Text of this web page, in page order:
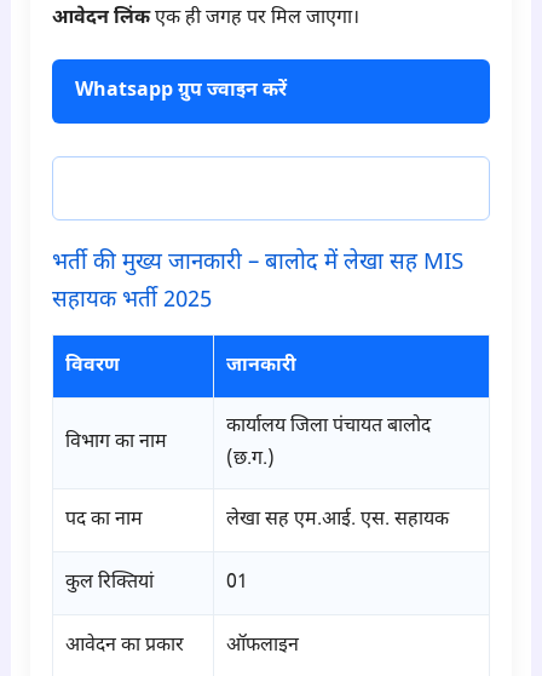
आवेदन लिंकएक ही जगह पर मिल जाएगा।
Whatsapp ग्रुप ज्वाइन करें
भर्ती की मुख्य जानकारी – बालोद में लेखा सह MIS
सहायक भर्ती 2025
विवरण जानकारी
विभाग का नाम
कार्यालय जिला पंचायत बालोद
(छ.ग.)
पद का नाम लेखा सह एम.आई. एस. सहायक
कुल रिक्तियां 01
आवेदन का प्रकार ऑफलाइन